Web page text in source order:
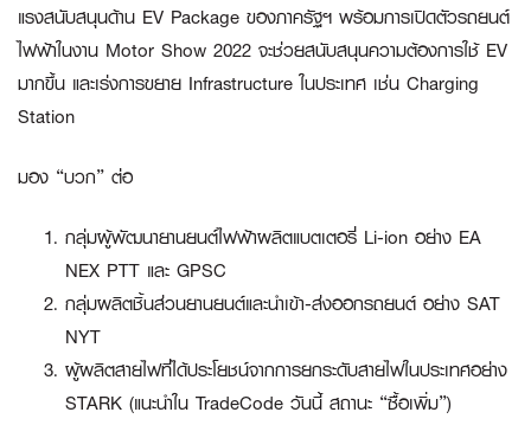
แรงสนับสนุนด้าน EV Package ของภาครัฐฯ พร้อมการเปิดตัวรถยนต์
ไฟฟ้าในงาน Motor Show 2022 จะช่วยสนับสนุนความต้องการใช้ EV
มากขึ้น และเร่งการขยาย Infrastructure ในประเทศ เช่น Charging
Station
มอง “บวก” ต่อ
กลุ่มผู้พัฒนายานยนต์ไฟฟ้าผลิตแบตเตอรี่ Li-ion อย่าง EA
NEX PTT และ GPSC
กลุ่มผลิตชิ้นส่วนยานยนต์และนำเข้า-ส่งออกรถยนต์ อย่าง SAT
NYT
ผู้ผลิตสายไฟที่ได้ประโยชน์จากการยกระดับสายไฟในประเทศอย่าง
STARK (แนะนำใน TradeCode วันนี้ สถานะ “ซื้อเพิ่ม”)